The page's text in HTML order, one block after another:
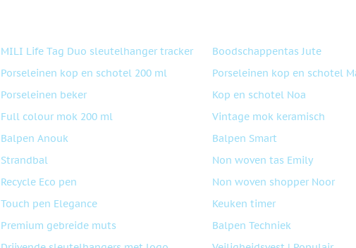
MILI Life Tag Duo sleutelhanger tracker Boodschappentas Jute
Porseleinen kop en schotel 200 ml Porseleinen kop en schotel
Porseleinen beker Kop en schotel Noa
Full colour mok 200 ml Vintage mok keramisch
Balpen Anouk Balpen Smart
Strandbal Non woven tas Emily
Recycle Eco pen Non woven shopper Noor
Touch pen Elegance Keuken timer
Premium gebreide muts Balpen Techniek